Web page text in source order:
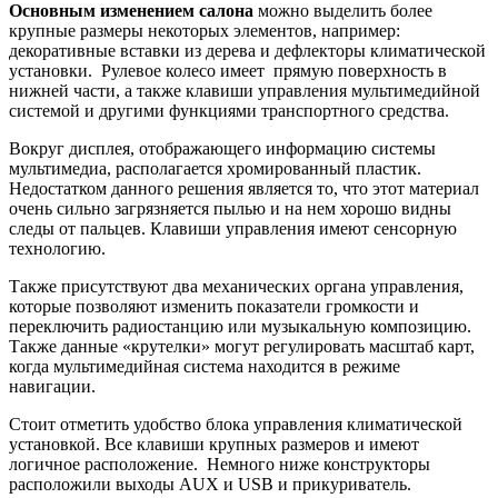
Основным изменением салона можно выделить более
крупные размеры некоторых элементов, например:
декоративные вставки из дерева и дефлекторы климатической
установки. Рулевое колесо имеет прямую поверхность в
нижней части, а также клавиши управления мультимедийной
системой и другими функциями транспортного средства.
Вокруг дисплея, отображающего информацию системы
мультимедиа, располагается хромированный пластик.
Недостатком данного решения является то, что этот материал
очень сильно загрязняется пылью и на нем хорошо видны
следы от пальцев. Клавиши управления имеют сенсорную
технологию.
Также присутствуют два механических органа управления,
которые позволяют изменить показатели громкости и
переключить радиостанцию или музыкальную композицию.
Также данные «крутелки» могут регулировать масштаб карт,
когда мультимедийная система находится в режиме
навигации.
Стоит отметить удобство блока управления климатической
установкой. Все клавиши крупных размеров и имеют
логичное расположение. Немного ниже конструкторы
расположили выходы AUX и USB и прикуриватель.